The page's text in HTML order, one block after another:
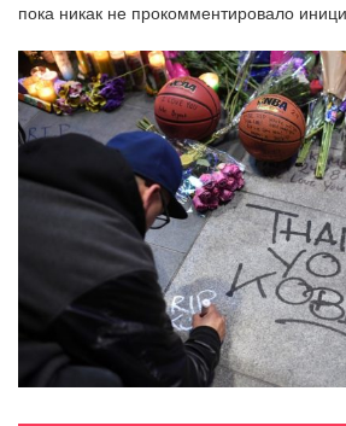
пока никак не прокомментировало